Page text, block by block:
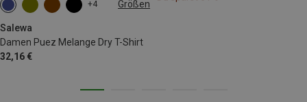
+4 Größen
Salewa
Damen Puez Melange Dry T-Shirt
32,16 €
M L XL XXL